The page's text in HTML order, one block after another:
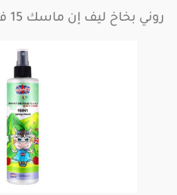
روني بخاخ ليف إن ماسك 15 في 1 بالكرز للأطفال